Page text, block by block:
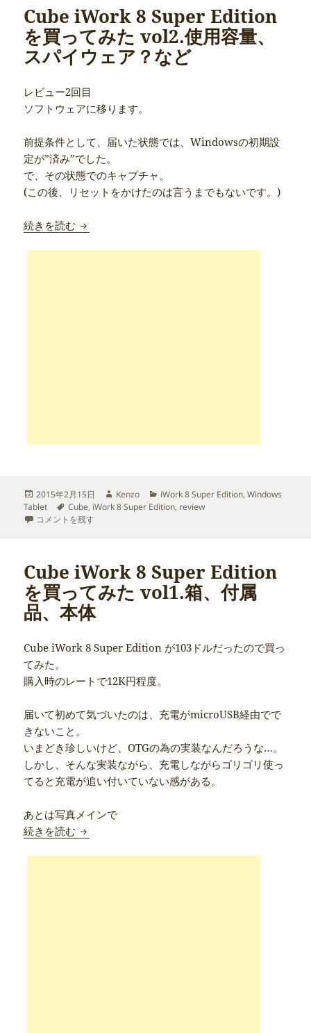
Cube iWork 8 Super Edition
を買ってみた vol2.使用容量、
スパイウェア？など
レビュー2回目
ソフトウェアに移ります。
前提条件として、届いた状態では、Windowsの初期設
定が”済み”でした。
で、その状態でのキャプチャ。
(この後、リセットをかけたのは言うまでもないです。)
続きを読む Cube iWork 8 Super Edition を買ってみた vol2.
投
稿
日:
2015年2月15日
作
成
Kenzo
カ
テ
iWork 8 Super Edition,Windows
Tablet
タ
グ
Cube, iWork 8 Super Edition, review
Cube iWork 8 Super Edition を買ってみた vol2.使用容量、スパイウェア
コメントを残す
Cube iWork 8 Super Edition
を買ってみた vol1.箱、付属
品、本体
Cube iWork 8 Super Edition が103ドルだったので買っ
てみた。
購入時のレートで12K円程度。
届いて初めて気づいたのは、充電がmicroUSB経由でで
きないこと。
いまどき珍しいけど、OTGの為の実装なんだろうな…。
しかし、そんな実装ながら、充電しながらゴリゴリ使っ
てると充電が追い付いていない感がある。
あとは写真メインで
続きを読む Cube iWork 8 Super Edition を買ってみた vol1.